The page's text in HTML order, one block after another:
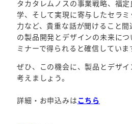
タカタレムノスの事業戦略、福
学、そして実現に寄与したセラ
力など、貴重な話が聞けること
の製品開発とデザインの未来に
ミナーで得られると確信していま
ぜひ、この機会に、製品とデザ
考えましょう。
詳細・お申込みは こちら